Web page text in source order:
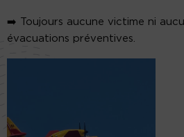
➡️ Toujours aucune victime ni
évacuations préventives.